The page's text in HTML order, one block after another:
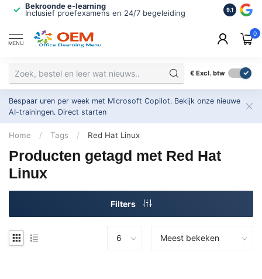
Bekroonde e-learning
Inclusief proefexamens en 24/7 begeleiding
ISO
2.500+
9.1
MENU
0
€ Excl. btw
Bespaar uren per week met Microsoft Copilot. Bekijk onze nieuwe
AI-trainingen. Direct starten
Home / Tags / Red Hat Linux
Producten getagd met Red Hat
Linux
Filters